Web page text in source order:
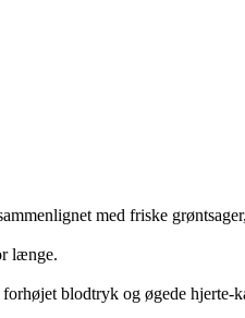
med friske
længe.
blodtryk og øgede hjerte-